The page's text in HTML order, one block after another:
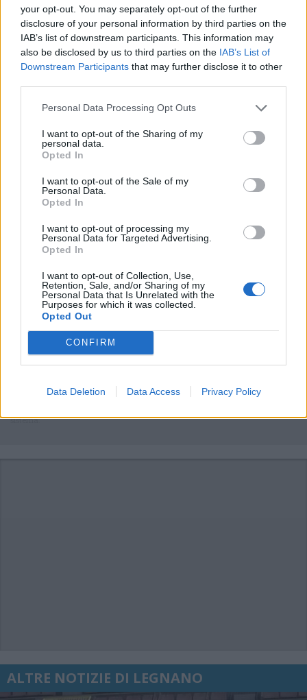
your opt-out. You may separately opt-out of the further
disclosure of your personal information by third parties on the
IAB’s list of downstream participants. This information may
also be disclosed by us to third parties on the IAB’s List of
Downstream Participants that may further disclose it to other
Personal Data Processing Opt Outs
I want to opt-out of the Sharing of my
personal data.
Opted In
I want to opt-out of the Sale of my
Personal Data.
Opted In
I want to opt-out of processing my
Personal Data for Targeted Advertising.
Opted In
I want to opt-out of Collection, Use,
Retention, Sale, and/or Sharing of my
Personal Data that Is Unrelated with the
Purposes for which it was collected.
Opted Out
CONFIRM
Data Deletion Data Access Privacy Policy
legnano
LEGGI GLI ALTRI ARTICOLI DI
LEGNANO
Selezioniamo per te
Iscriviti alla
newsletter
Commenti
Accedioregistrati
articolo.
di VareseNews.it, che rimane autonoma e indipendente. I messaggi inclusi nei
commenti non sono testi giornalistici, ma post inviati dai singoli lettori che
sistema.
ALTRE NOTIZIE DI LEGNANO